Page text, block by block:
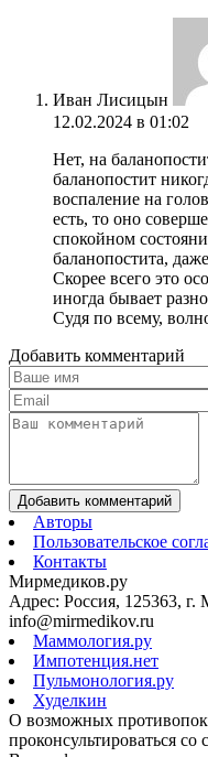
Иван Лисицын
12.02.2024 в 01:02
Нет, на
баланопостит
воспаление на
есть, то оно
спокойном
баланопостита,
Скорее всего это
иногда бывает
Судя по всему,
Добавить комментарий
Добавить комментарий
Авторы
Пользовательское
Контакты
Мирмедиков.ру
Адрес: Россия, 125363, г.
info@mirmedikov.ru
Маммология.ру
Импотенция.нет
Пульмонология.ру
Худелкин
О возможных
проконсультироваться со